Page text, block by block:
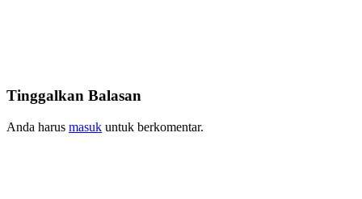
Tinggalkan Balasan
Anda harus masuk untuk berkomentar.